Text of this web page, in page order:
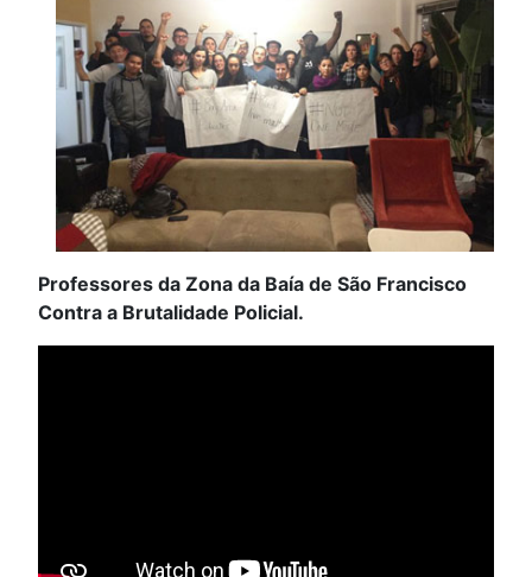
Professores da Zona da Baía de São Francisco
Contra a Brutalidade Policial.